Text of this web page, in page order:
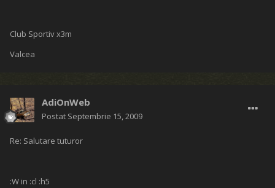
Club Sportiv x3m
Valcea
AdiOnWeb
Postat Septembrie 15, 2009
Re: Salutare tuturor
:W in :cl :h5